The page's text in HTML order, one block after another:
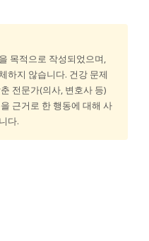
목적으로 작성되었으며,
하지 않습니다. 건강 문제
전문가(의사, 변호사 등)
근거로 한 행동에 대해 사
다.